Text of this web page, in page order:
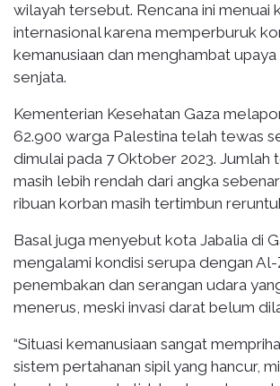
wilayah tersebut. Rencana ini menuai
internasional karena memperburuk
kemanusiaan dan menghambat
senjata.
Kementerian Kesehatan Gaza
62.900 warga Palestina telah tewas
dimulai pada 7 Oktober 2023. Jumlah
masih lebih rendah dari angka
ribuan korban masih tertimbun
Basal juga menyebut kota Jabalia di
mengalami kondisi serupa dengan
penembakan dan serangan udara
menerus, meski invasi darat belum
“Situasi kemanusiaan sangat
sistem pertahanan sipil yang hancur,